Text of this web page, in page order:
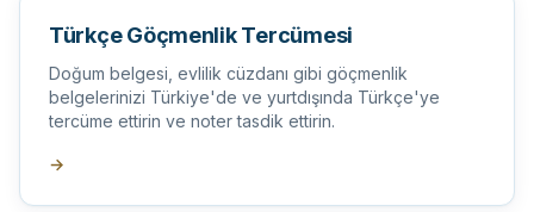
Türkçe Göçmenlik Tercümesi
Doğum belgesi, evlilik cüzdanı gibi göçmenlik
belgelerinizi Türkiye'de ve yurtdışında Türkçe'ye
tercüme ettirin ve noter tasdik ettirin.
→